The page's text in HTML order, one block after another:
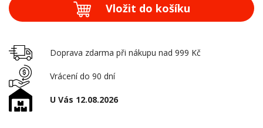
Vložit do košíku
Doprava zdarma při nákupu nad 999 Kč
Vrácení do 90 dní
U Vás 12.08.2026